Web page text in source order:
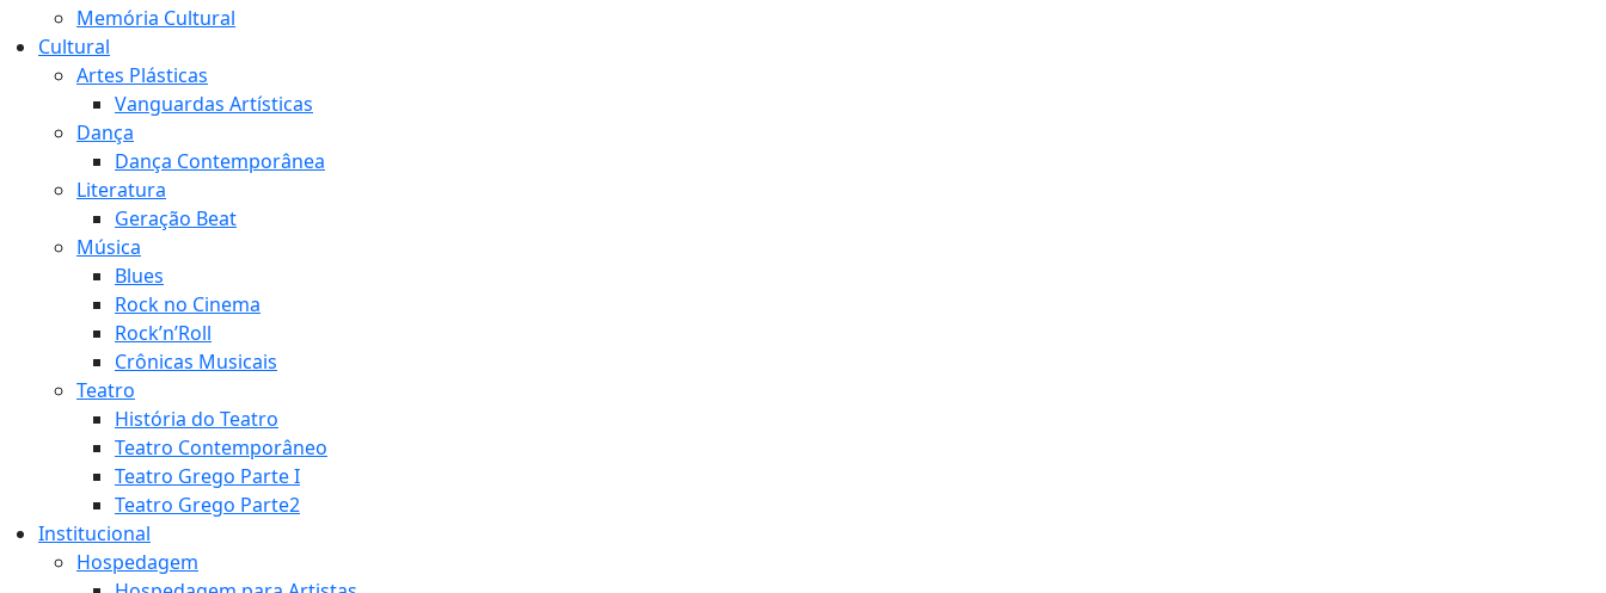
Memória Cultural
Cultural
Artes Plásticas
Vanguardas Artísticas
Dança
Dança Contemporânea
Literatura
Geração Beat
Música
Blues
Rock no Cinema
Rock’n’Roll
Crônicas Musicais
Teatro
História do Teatro
Teatro Contemporâneo
Teatro Grego Parte I
Teatro Grego Parte2
Institucional
Hospedagem